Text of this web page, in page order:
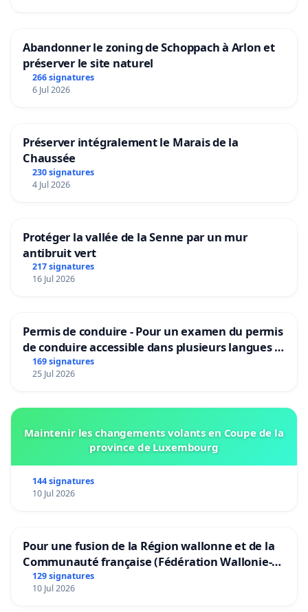
Abandonner le zoning de Schoppach à Arlon et
préserver le site naturel
266 signatures
6 Jul 2026
Préserver intégralement le Marais de la
Chaussée
230 signatures
4 Jul 2026
Protéger la vallée de la Senne par un mur
antibruit vert
217 signatures
16 Jul 2026
Permis de conduire - Pour un examen du permis
de conduire accessible dans plusieurs langues à
Bruxelles
169 signatures
25 Jul 2026
Maintenir les changements volants en Coupe de la
province de Luxembourg
144 signatures
10 Jul 2026
Pour une fusion de la Région wallonne et de la
Communauté française (Fédération Wallonie-
Bruxelles)
129 signatures
10 Jul 2026